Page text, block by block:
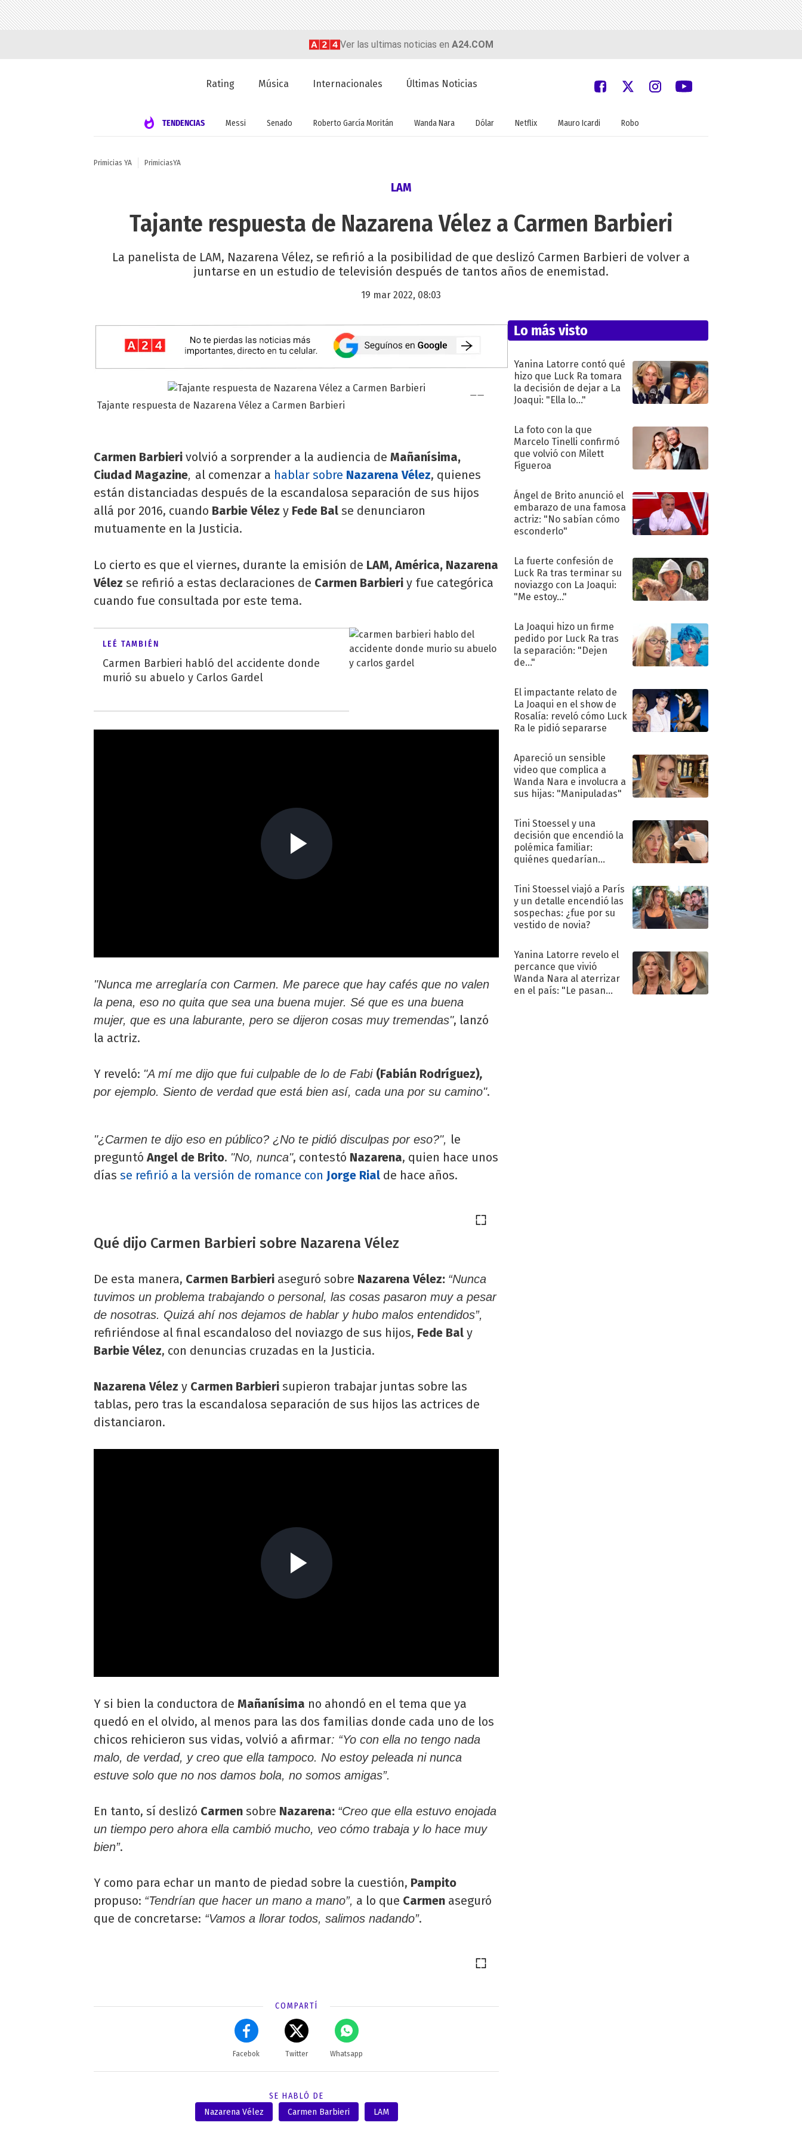
Ver las ultimas noticias en A24.COM
Rating Música Internacionales Últimas Noticias
TENDENCIAS Messi Senado Roberto García Moritán Wanda Nara Dólar Netflix Mauro Icardi Robo
Primicias YA PrimiciasYA
LAM
Tajante respuesta de Nazarena Vélez a Carmen Barbieri
La panelista de LAM, Nazarena Vélez, se refirió a la posibilidad de que deslizó Carmen Barbieri de volver a
juntarse en un estudio de televisión después de tantos años de enemistad.
19 mar 2022, 08:03
Tajante respuesta de Nazarena Vélez a Carmen Barbieri
Carmen Barbieri volvió a sorprender a la audiencia de Mañanísima,
Ciudad Magazine, al comenzar a hablar sobre Nazarena Vélez, quienes
están distanciadas después de la escandalosa separación de sus hijos
allá por 2016, cuando Barbie Vélez y Fede Bal se denunciaron
mutuamente en la Justicia.
Lo cierto es que el viernes, durante la emisión de LAM, América, Nazarena
Vélez se refirió a estas declaraciones de Carmen Barbieri y fue categórica
cuando fue consultada por este tema.
LEÉ TAMBIÉN
Carmen Barbieri habló del accidente donde
murió su abuelo y Carlos Gardel
"Nunca me arreglaría con Carmen. Me parece que hay cafés que no valen
la pena, eso no quita que sea una buena mujer. Sé que es una buena
mujer, que es una laburante, pero se dijeron cosas muy tremendas", lanzó
la actriz.
Y reveló: "A mí me dijo que fui culpable de lo de Fabi (Fabián Rodríguez),
por ejemplo. Siento de verdad que está bien así, cada una por su camino".
"¿Carmen te dijo eso en público? ¿No te pidió disculpas por eso?", le
preguntó Angel de Brito. "No, nunca", contestó Nazarena, quien hace unos
días se refirió a la versión de romance con Jorge Rial de hace años.
Qué dijo Carmen Barbieri sobre Nazarena Vélez
De esta manera, Carmen Barbieri aseguró sobre Nazarena Vélez: “Nunca
tuvimos un problema trabajando o personal, las cosas pasaron muy a pesar
de nosotras. Quizá ahí nos dejamos de hablar y hubo malos entendidos”,
refiriéndose al final escandaloso del noviazgo de sus hijos, Fede Bal y
Barbie Vélez, con denuncias cruzadas en la Justicia.
Nazarena Vélez y Carmen Barbieri supieron trabajar juntas sobre las
tablas, pero tras la escandalosa separación de sus hijos las actrices de
distanciaron.
Y si bien la conductora de Mañanísima no ahondó en el tema que ya
quedó en el olvido, al menos para las dos familias donde cada uno de los
chicos rehicieron sus vidas, volvió a afirmar: “Yo con ella no tengo nada
malo, de verdad, y creo que ella tampoco. No estoy peleada ni nunca
estuve solo que no nos damos bola, no somos amigas”.
En tanto, sí deslizó Carmen sobre Nazarena: “Creo que ella estuvo enojada
un tiempo pero ahora ella cambió mucho, veo cómo trabaja y lo hace muy
bien”.
Y como para echar un manto de piedad sobre la cuestión, Pampito
propuso: “Tendrían que hacer un mano a mano”, a lo que Carmen aseguró
que de concretarse: “Vamos a llorar todos, salimos nadando”.
COMPARTÍ
Facebok Twitter Whatsapp
SE HABLÓ DE
Nazarena Vélez
Carmen Barbieri LAM
Lo más visto
Yanina Latorre contó qué
hizo que Luck Ra tomara
la decisión de dejar a La
Joaqui: "Ella lo..."
La foto con la que
Marcelo Tinelli confirmó
que volvió con Milett
Figueroa
Ángel de Brito anunció el
embarazo de una famosa
actriz: "No sabían cómo
esconderlo"
La fuerte confesión de
Luck Ra tras terminar su
noviazgo con La Joaqui:
"Me estoy..."
La Joaqui hizo un firme
pedido por Luck Ra tras
la separación: "Dejen
de..."
El impactante relato de
La Joaqui en el show de
Rosalía: reveló cómo Luck
Ra le pidió separarse
Apareció un sensible
video que complica a
Wanda Nara e involucra a
sus hijas: "Manipuladas"
Tini Stoessel y una
decisión que encendió la
polémica familiar:
quiénes quedarían
Tini Stoessel viajó a París
y un detalle encendió las
sospechas: ¿fue por su
vestido de novia?
Yanina Latorre revelo el
percance que vivió
Wanda Nara al aterrizar
en el país: "Le pasan